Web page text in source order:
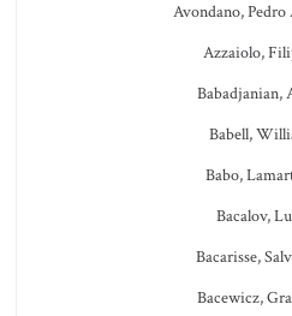
Avondano,
Azzaiolo,
Babadjanian,
Babell,
Babo,
Bacalov,
Bacarisse,
Bacewicz,